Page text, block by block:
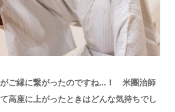
ご縁に繋がったのですね…！ 米團治師
高座に上がったときはどんな気持ちでし